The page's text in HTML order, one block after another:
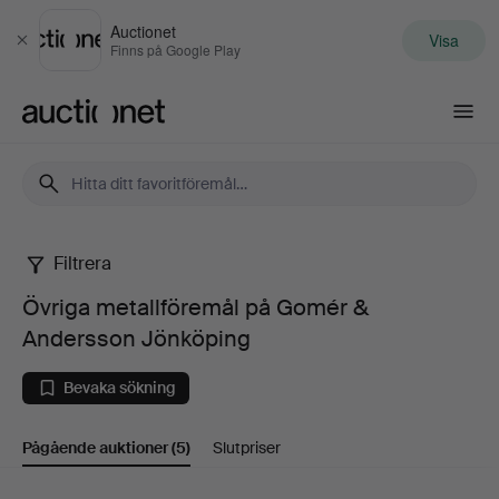
Stäng
Auctionet
Finns på Google Play Visa
Övriga
metallföremål
på
Gomér
Filtrera
Övriga metallföremål på Gomér &
Andersson Jönköping
Bevaka sökning
Pågående auktioner(5) Slutpriser